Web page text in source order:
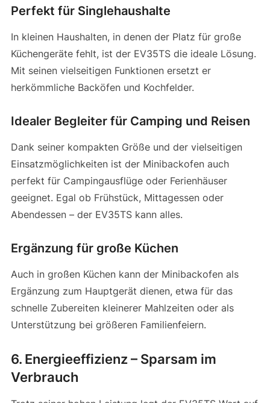
Perfekt für Singlehaushalte
In kleinen Haushalten, in denen der Platz für große
Küchengeräte fehlt, ist der EV35TS die ideale Lösung.
Mit seinen vielseitigen Funktionen ersetzt er
herkömmliche Backöfen und Kochfelder.
Idealer Begleiter für Camping und Reisen
Dank seiner kompakten Größe und der vielseitigen
Einsatzmöglichkeiten ist der Minibackofen auch
perfekt für Campingausflüge oder Ferienhäuser
geeignet. Egal ob Frühstück, Mittagessen oder
Abendessen – der EV35TS kann alles.
Ergänzung für große Küchen
Auch in großen Küchen kann der Minibackofen als
Ergänzung zum Hauptgerät dienen, etwa für das
schnelle Zubereiten kleinerer Mahlzeiten oder als
Unterstützung bei größeren Familienfeiern.
6. Energieeffizienz – Sparsam im
Verbrauch